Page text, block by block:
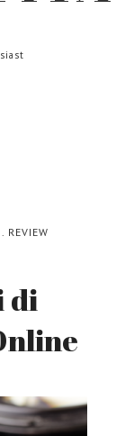
. REVIEW
di